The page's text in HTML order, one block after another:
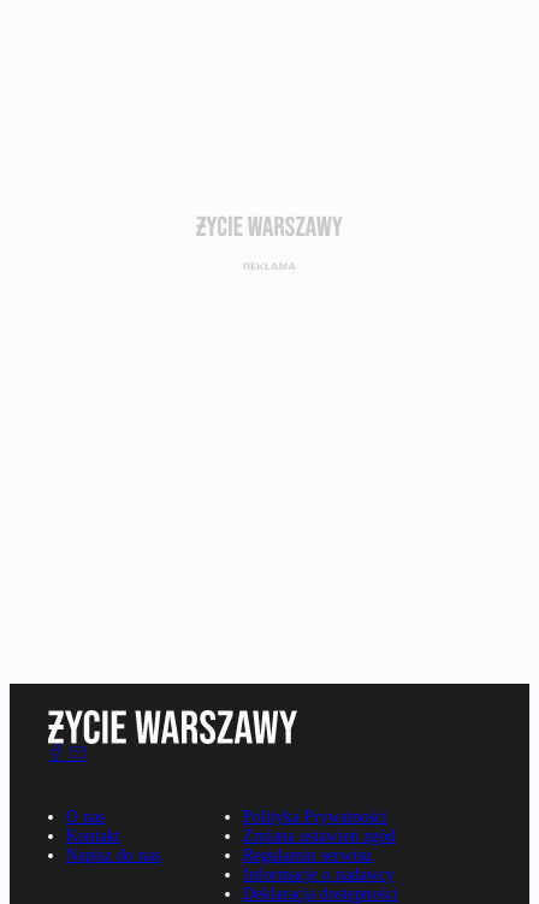
O nas
Kontakt
Napisz do nas
Polityka Prywatności
Zmiana ustawień zgód
Regulamin serwisu
Informacje o nadawcy
Deklaracja dostępności